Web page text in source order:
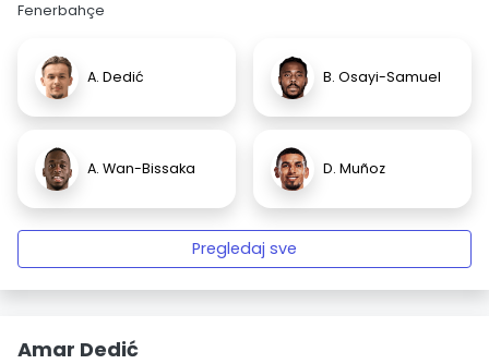
Fenerbahçe
A. Dedić B. Osayi-Samuel
A. Wan-Bissaka D. Muñoz
Pregledaj sve
Amar Dedić